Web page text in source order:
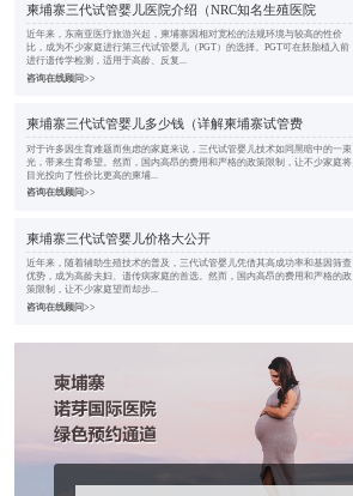
柬埔寨三代试管婴儿医院介绍（NRC知名生殖医院
近年来，东南亚医疗旅游兴起，柬埔寨因相对宽松的法规环境与较高的性价
比，成为不少家庭进行第三代试管婴儿（PGT）的选择。PGT可在胚胎植入前
进行遗传学检测，适用于高龄、反复...
咨询在线顾问>>
柬埔寨三代试管婴儿多少钱（详解柬埔寨试管费
对于许多因生育难题而焦虑的家庭来说，三代试管婴儿技术如同黑暗中的一束
光，带来生育希望。然而，国内高昂的费用和严格的政策限制，让不少家庭将
目光投向了性价比更高的柬埔...
咨询在线顾问>>
柬埔寨三代试管婴儿价格大公开
近年来，随着辅助生殖技术的普及，三代试管婴儿凭借其高成功率和基因筛查
优势，成为高龄夫妇、遗传病家庭的首选。然而，国内高昂的费用和严格的政
策限制，让不少家庭望而却步...
咨询在线顾问>>